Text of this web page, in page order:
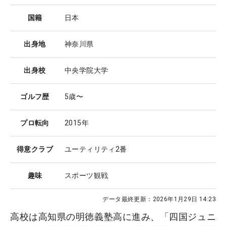
国籍 日本
出身地 神奈川県
出身校 中央学院大学
ゴルフ歴 5歳〜
プロ転向 2015年
得意クラブ ユーティリティ2番
趣味 スポーツ観戦
データ最終更新： 2026年1月29日 14:23
高校は高知県の明徳義塾高に進み、「四国ジュニ